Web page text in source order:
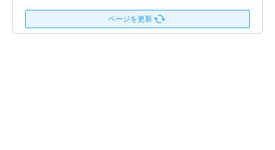
ページを更新